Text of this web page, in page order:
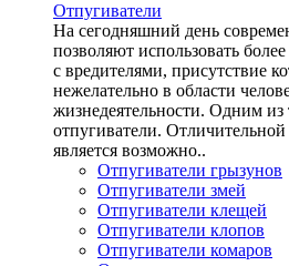
Отпугиватели
На сегодняшний день
позволяют использовать
с вредителями, присутствие
нежелательно в области
жизнедеятельности. Одним из
отпугиватели.
является возможно..
Отпугиватели грызунов
Отпугиватели змей
Отпугиватели клещей
Отпугиватели клопов
Отпугиватели комаров